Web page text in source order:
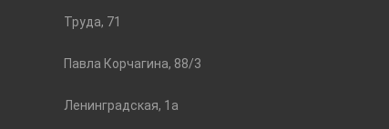
Труда, 71
Павла Корчагина, 88/3
Ленинградская, 1а